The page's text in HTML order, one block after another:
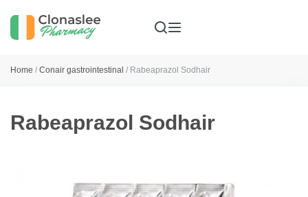
Home / Conair gastrointestinal / Rabeaprazol Sodhair
Rabeaprazol Sodhair